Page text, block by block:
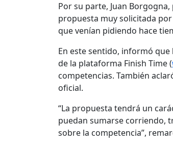
Por su parte, Juan
propuesta muy solicitada
que venían pidiendo hace
En este sentido, informó
de la plataforma Finish Time (
competencias. También
oficial.
“La propuesta tendrá un
puedan sumarse corriendo,
sobre la competencia”,